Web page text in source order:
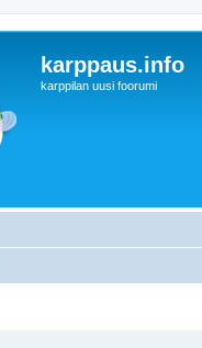
karppaus.info
karppilan uusi foorumi